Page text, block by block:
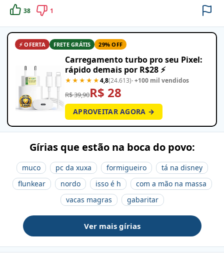
38 1
⚡ OFERTA FRETE GRÁTIS 29% OFF
Carregamento turbo pro seu Pixel:
rápido demais por R$28 ⚡
★★★★★4,8(24.613)· +100 mil vendidos
R$ 39,90R$ 28
APROVEITAR AGORA →
Gírias que estão na boca do povo:
muco pc da xuxa formigueiro
tá na disney
flunkear
nordo isso é h
com a mão na massa
vacas magras
gabaritar
Ver mais gírias